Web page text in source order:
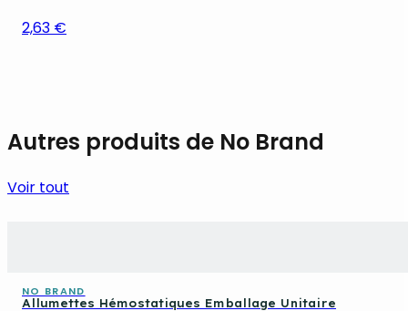
2,63 €
Autres produits de No Brand
Voir tout
NO BRAND
Allumettes Hémostatiques Emballage Unitaire